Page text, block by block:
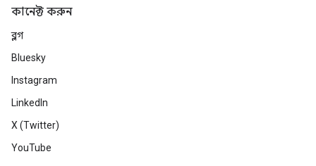
কানেক্ট করুন
ব্লগ
Bluesky
Instagram
LinkedIn
X (Twitter)
YouTube